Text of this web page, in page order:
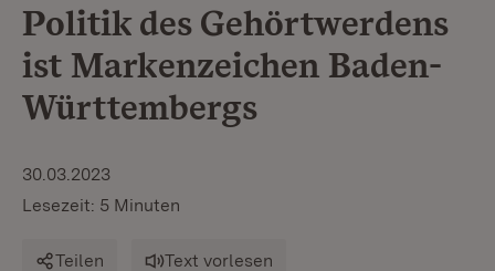
Politik des Gehörtwerdens
ist Markenzeichen Baden-
Württembergs
30.03.2023
Lesezeit: 5 Minuten
Teilen Text vorlesen